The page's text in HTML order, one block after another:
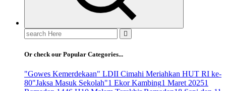
Search
for:
Or check our Popular Categories...
"Gowes Kemerdekaan" LDII Cimahi Meriahkan HUT RI ke-
80"Jaksa Masuk Sekolah"1 Ekor Kambing1 Maret 20251